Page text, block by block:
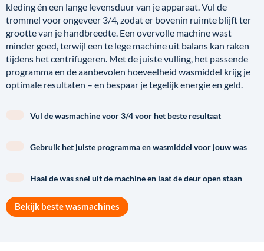
kleding én een lange levensduur van je apparaat. Vul de
trommel voor ongeveer 3/4, zodat er bovenin ruimte blijft ter
grootte van je handbreedte. Een overvolle machine wast
minder goed, terwijl een te lege machine uit balans kan raken
tijdens het centrifugeren. Met de juiste vulling, het passende
programma en de aanbevolen hoeveelheid wasmiddel krijg je
optimale resultaten – en bespaar je tegelijk energie en geld.
Vul de wasmachine voor 3/4 voor het beste resultaat
Gebruik het juiste programma en wasmiddel voor jouw was
Haal de was snel uit de machine en laat de deur open staan
Bekijk beste wasmachines